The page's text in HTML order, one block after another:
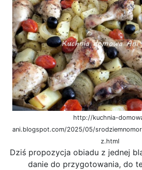
http://kuchnia-
ani.blogspot.com/2025/05/
z.html
Dziś propozycja obiadu z jednej
danie do przygotowania, do